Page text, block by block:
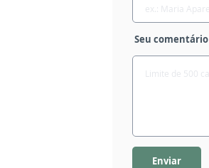
Seu comentário
Enviar